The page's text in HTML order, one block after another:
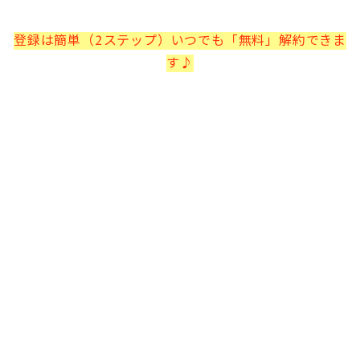
登録は簡単（2ステップ）いつでも「無料」解約できま
す♪